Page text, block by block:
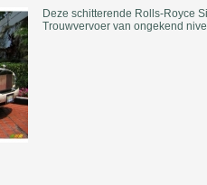
Deze schitterende Rolls-Royce
Trouwvervoer van ongekend